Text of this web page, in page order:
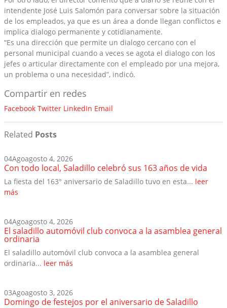
intendente José Luis Salomón para conversar sobre la situación
de los empleados, ya que es un área a donde llegan conflictos e
implica dialogo permanente y cotidianamente.
“Es una dirección que permite un dialogo cercano con el
personal municipal cuando a veces se agota el dialogo con los
jefes o articular directamente con el empleado por una mejora,
un problema o una necesidad”, indicó.
Compartir en redes
Facebook Twitter LinkedIn Email
Related Posts
04Agoagosto 4, 2026
Con todo local, Saladillo celebró sus 163 años de vida
La fiesta del 163° aniversario de Saladillo tuvo en esta... leer
más
04Agoagosto 4, 2026
El saladillo automóvil club convoca a la asamblea general
ordinaria
El saladillo automóvil club convoca a la asamblea general
ordinaria... leer más
03Agoagosto 3, 2026
Domingo de festejos por el aniversario de Saladillo